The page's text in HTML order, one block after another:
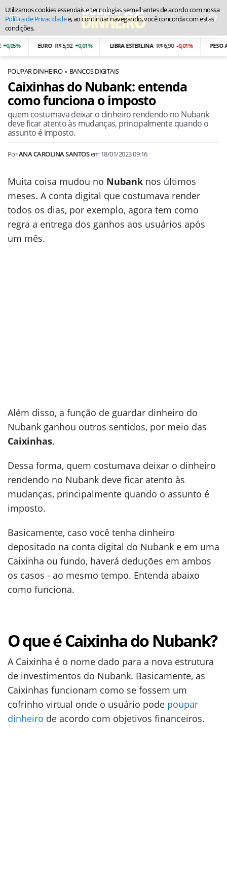
EURO R$ 5,92 +0,01% LIBRA ESTERLINA R$ 6,90 -0,01% PESO
POUPAR DINHEIRO BANCOS DIGITAIS
Caixinhas do Nubank: entenda
como funciona o imposto
quem costumava deixar o dinheiro rendendo no Nubank
deve ficar atento às mudanças, principalmente quando o
assunto é imposto.
PorANA CAROLINA SANTOSem 18/01/2023 09:16
Muita coisa mudou no Nubank nos últimos
meses. A conta digital que costumava render
todos os dias, por exemplo, agora tem como
regra a entrega dos ganhos aos usuários após
um mês.
Além disso, a função de guardar dinheiro do
Nubank ganhou outros sentidos, por meio das
Caixinhas.
Dessa forma, quem costumava deixar o dinheiro
rendendo no Nubank deve ficar atento às
mudanças, principalmente quando o assunto é
imposto.
Basicamente, caso você tenha dinheiro
depositado na conta digital do Nubank e em uma
Caixinha ou fundo, haverá deduções em ambos
os casos - ao mesmo tempo. Entenda abaixo
como funciona.
O que é Caixinha do Nubank?
A Caixinha é o nome dado para a nova estrutura
de investimentos do Nubank. Basicamente, as
Caixinhas funcionam como se fossem um
cofrinho virtual onde o usuário pode poupar
dinheiro de acordo com objetivos financeiros.
Utilizamos cookies essenciais e tecnologias semelhantes de acordo com nossa
Política de Privacidadee, ao continuar navegando, você concorda com estas
condições.